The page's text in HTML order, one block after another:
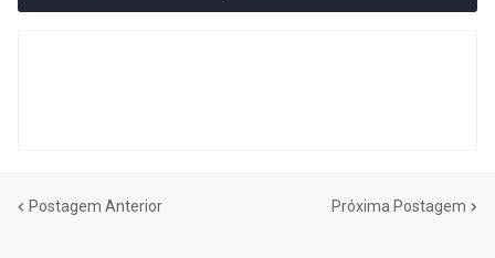
Postagem Anterior Próxima Postagem